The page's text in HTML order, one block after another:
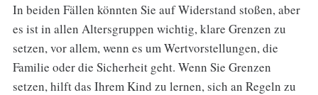
In beiden Fällen könnten Sie auf Widerstand stoßen, aber
es ist in allen Altersgruppen wichtig, klare Grenzen zu
setzen, vor allem, wenn es um Wertvorstellungen, die
Familie oder die Sicherheit geht. Wenn Sie Grenzen
setzen, hilft das Ihrem Kind zu lernen, sich an Regeln zu